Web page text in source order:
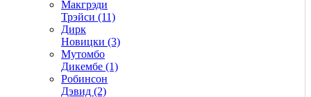
Макгрэди
Трэйси (11)
Дирк
Новицки (3)
Мутомбо
Дикембе (1)
Робинсон
Дэвид (2)